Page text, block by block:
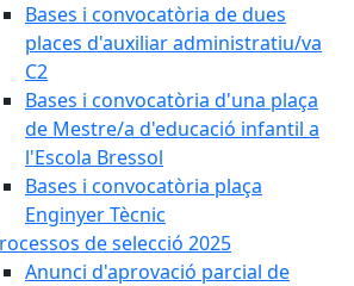
Bases i convocatòria de dues
places d'auxiliar administratiu/va
C2
Bases i convocatòria d'una plaça
de Mestre/a d'educació infantil a
l'Escola Bressol
Bases i convocatòria plaça
Enginyer Tècnic
de selecció 2025
Anunci d'aprovació parcial de